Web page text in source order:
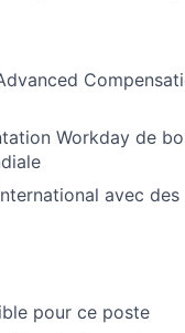
Workday de
avec
pour ce poste